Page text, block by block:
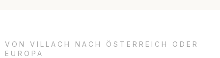
VON VILLACH NACH ÖSTERREICH ODER
EUROPA